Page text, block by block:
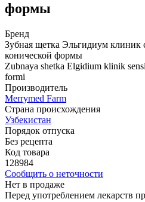
формы
Бренд
Зубная щетка Эльгидиум клиник
конической формы
Zubnaya shetka Elgidium klinik
formi
Производитель
Merrymed Farm
Страна происхождения
Узбекистан
Порядок отпуска
Без рецепта
Код товара
128984
Сообщить о неточности
Нет в продаже
Перед употреблением лекарств